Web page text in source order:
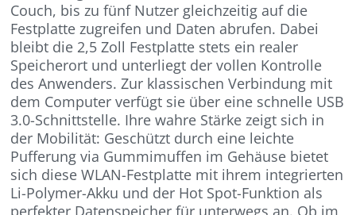
Couch, bis zu fünf Nutzer gleichzeitig auf die
Festplatte zugreifen und Daten abrufen. Dabei
bleibt die 2,5 Zoll Festplatte stets ein realer
Speicherort und unterliegt der vollen Kontrolle
des Anwenders. Zur klassischen Verbindung mit
dem Computer verfügt sie über eine schnelle USB
3.0-Schnittstelle. Ihre wahre Stärke zeigt sich in
der Mobilität: Geschützt durch eine leichte
Pufferung via Gummimuffen im Gehäuse bietet
sich diese WLAN-Festplatte mit ihrem integrierten
Li-Polymer-Akku und der Hot Spot-Funktion als
perfekter Datenspeicher für unterwegs an. Ob im